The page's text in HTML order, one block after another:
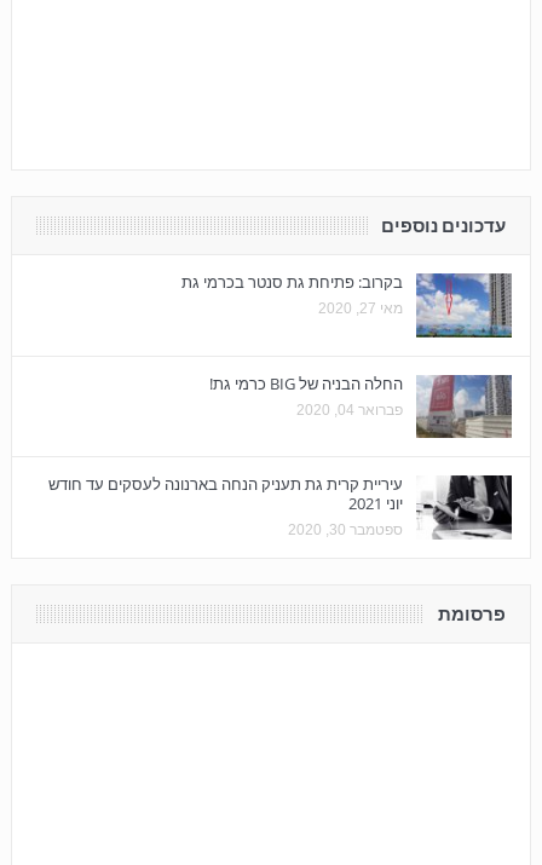
עדכונים נוספים
בקרוב: פתיחת גת סנטר בכרמי גת
מאי 27, 2020
החלה הבניה של BIG כרמי גת!
פברואר 04, 2020
עיריית קרית גת תעניק הנחה בארנונה לעסקים עד חודש
יוני 2021
ספטמבר 30, 2020
פרסומת